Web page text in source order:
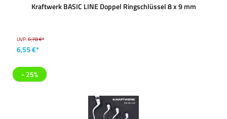
Kraftwerk BASIC LINE Doppel Ringschlüssel 8 x 9 mm
UVP:6,78 €*
6,55 €*
- 25%